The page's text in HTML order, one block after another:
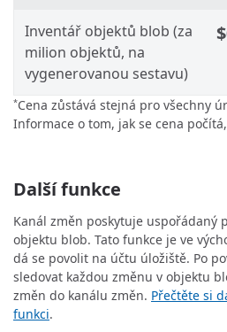
Inventář objektů blob (za
milion objektů, na
vygenerovanou sestavu)
*Cena zůstává stejná pro všechny
Informace o tom, jak se cena
Další funkce
Kanál změn poskytuje uspořádaný
objektu blob. Tato funkce je ve
dá se povolit na účtu úložiště. Po
sledovat každou změnu v objektu
změn do kanálu změn. Přečtěte si
funkci.